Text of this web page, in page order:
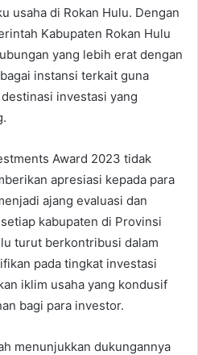
usaha di Rokan Hulu. Dengan
Kabupaten Rokan Hulu
yang lebih erat dengan
instansi terkait guna
investasi yang
Award 2023 tidak
apresiasi kepada para
ajang evaluasi dan
kabupaten di Provinsi
turut berkontribusi dalam
pada tingkat investasi
iklim usaha yang kondusif
bagi para investor.
menunjukkan dukungannya